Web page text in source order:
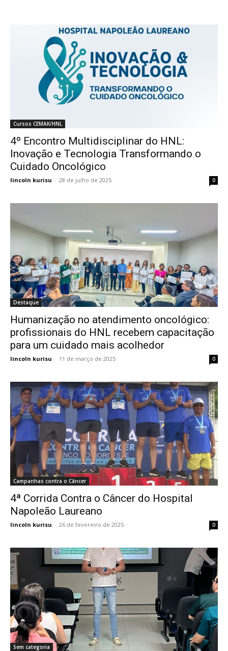
Cursos CEMAK/HNL
4º Encontro Multidisciplinar do HNL:
Inovação e Tecnologia Transformando o
Cuidado Oncológico
lincoln kurisu - 28 de julho de 2025 0
Destaque
Humanização no atendimento oncológico:
profissionais do HNL recebem capacitação
para um cuidado mais acolhedor
lincoln kurisu - 11 de março de 2025 0
Campanhas contra o Câncer
4ª Corrida Contra o Câncer do Hospital
Napoleão Laureano
lincoln kurisu - 26 de fevereiro de 2025 0
Sem categoria